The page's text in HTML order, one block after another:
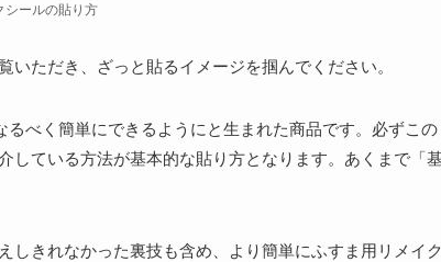
シールの貼り方
ただき、ざっと貼るイメージを掴んでください。
べく簡単にできるようにと生まれた商品です。必ずこの
している方法が基本的な貼り方となります。あくまで「
しきれなかった裏技も含め、より簡単にふすま用リメイ